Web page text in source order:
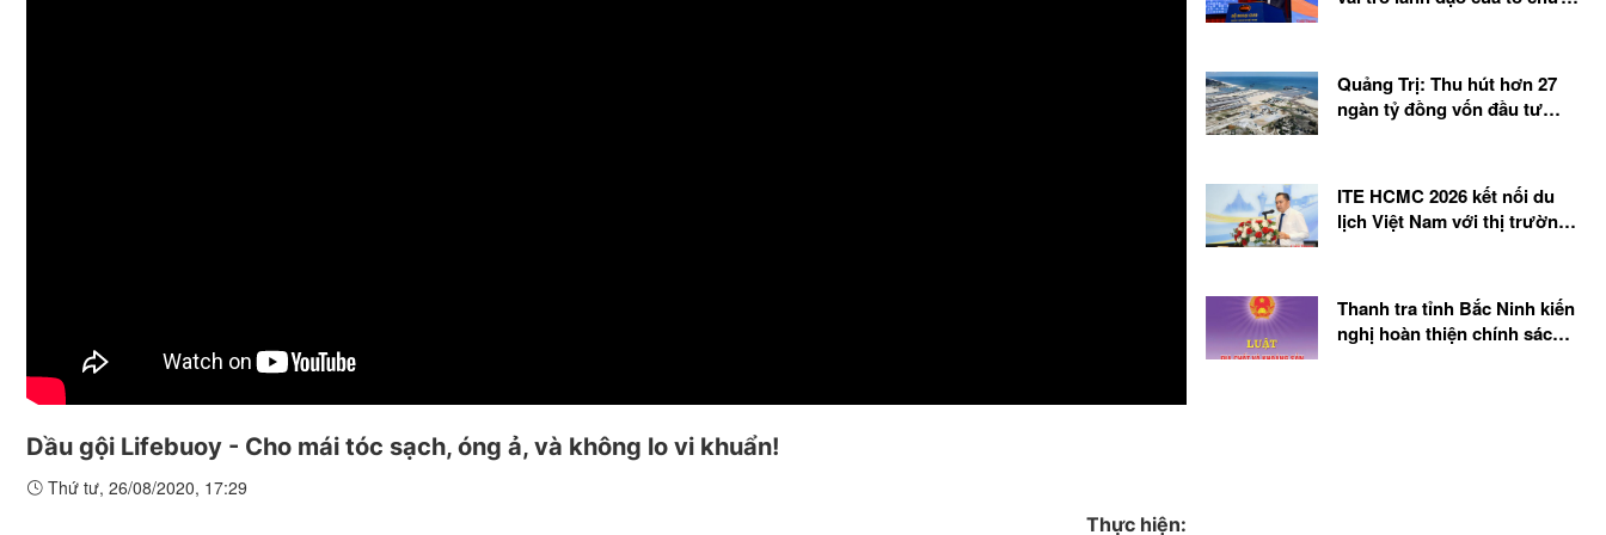
Dầu gội Lifebuoy - Cho mái tóc sạch, óng ả, và không lo vi khuẩn!
Thứ tư, 26/08/2020, 17:29
Thực hiện:
Quảng Trị: Thu hút hơn 27
ngàn tỷ đồng vốn đầu tư
ITE HCMC 2026 kết nối du
lịch Việt Nam với thị trường
Thanh tra tỉnh Bắc Ninh kiến
nghị hoàn thiện chính sách